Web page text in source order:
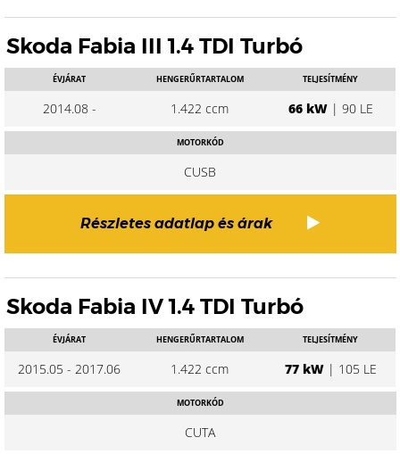
Skoda Fabia III 1.4 TDI Turbó
ÉVJÁRAT
2014.08 -
HENGERŰRTARTALOM
1.422 ccm
TELJESÍTMÉNY
66 kW| 90 LE
MOTORKÓD
CUSB
Részletes adatlap és árak
Skoda Fabia IV 1.4 TDI Turbó
ÉVJÁRAT
2015.05 - 2017.06
HENGERŰRTARTALOM
1.422 ccm
TELJESÍTMÉNY
77 kW| 105 LE
MOTORKÓD
CUTA